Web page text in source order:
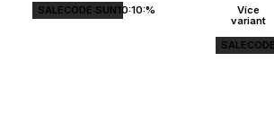
SALECODE:SUN10:10:%
Více
variant